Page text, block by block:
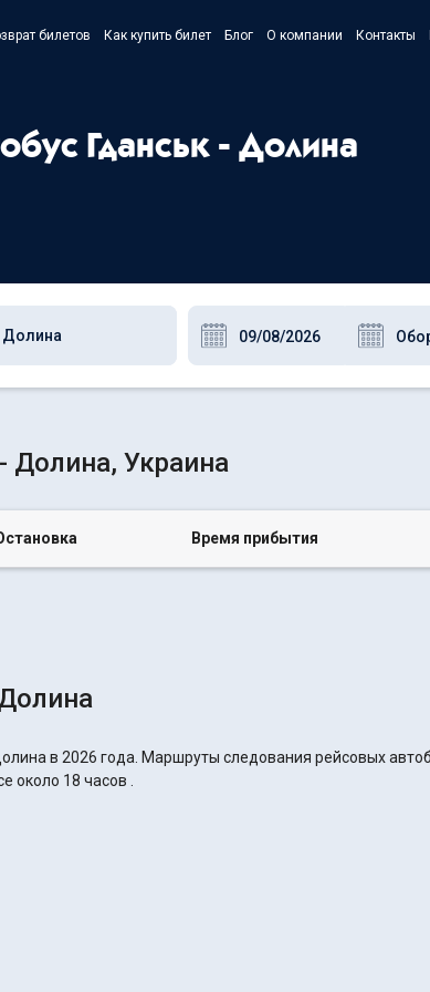
билетов Как купить билет Блог О компании Контакты
Гданськ - Долина
Долина, Украина
Время прибытия
в 2026 года. Маршруты следования рейсовых
около 18 часов .